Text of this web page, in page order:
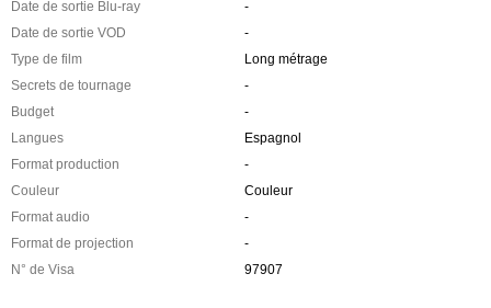
Date de sortie Blu-ray
-
Date de sortie VOD
-
Type de film
Long métrage
Secrets de tournage
-
Budget
-
Langues
Espagnol
Format production
-
Couleur
Couleur
Format audio
-
Format de projection
-
N° de Visa
97907